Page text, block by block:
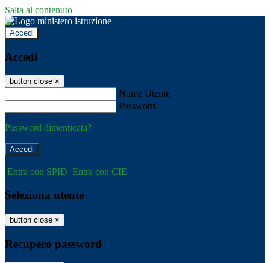
Salta al contenuto
Accedi
Accedi
button close ×
Nome Utente
Password
Password dimenticata?
-
Entra con SPID Entra con CIE
Seleziona utente
button close ×
Recupero password